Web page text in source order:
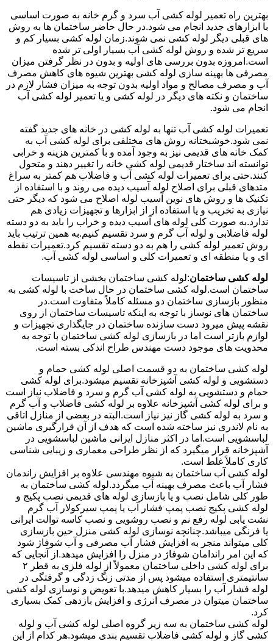
بهترین راه تعمیر لوله کشی آب سرد و گرم خانه به صورت اساسی
با ابزارهای جدید انجام می شود.در حال حاضر ساختمان ها به روش
های قبلی دیگر لوله کشی نمی شوند.زمان لوله کشی بسیار کم و
سریع تر شده و روش لوله کشی آب بسیار اولی تر شده
است.امروزه بدون بررسی های اولیه و بدون در نظر گرفتن میزان
مصرفی ها بهینه سازی لوله کشی بهترین شیوه های کاهش مصرف
آب و مصرف مصالح و مواد اولیه بدون توجه به میزان فشار لازم در
ساختمان و نکته های دیگر در لوله کشی و یا تعمیر لوله کشی آب
انجام می شود.
تعمیرات لوله کشی آب تنها به لوله کشی در خانه های جدید گفته
نمی شود.خوشبختانه روش های مختلفی برای لوله کشی آب به
کمک خانه های قدیمی نیز به وجود آمده و با کمترین هزینه و خرابی
توانسته اند ساختار قدیمی لوله کشی خانه را تغییر دهند و متحول
کنند.حتی برای تعمیرات لوله کشی آب و فاضلاب هم کمتر به سراغ
متدهای قبلی برای اصلاح لوله آسیب دیده می روند و با استفاده از
تکنیک ها و روش های نوین آسیب لوله اصلاح می شود که دیگر حتی
نیازی به تخریب و یا استفاده از از ابزارها و تجهیزات زیادی هم
ندارد.به صورت کلی لوله های آسیب دیده و خراب را باید به دو دسته
لوله فاضلابی و لوله آب گرم و سرد تقسیم کنیم.به همین ترتیب باید
روش تعمیر لوله کشی را هم به دو دسته تقسیم کرد.تعمیرات نقطه
ای و یا منطقه ای و تعمیرات کلی و اساسی لوله کشی آب.
لوله کشی ساختمان:لوله کشی ساختمان بخشی از تاسیسات
ساختمان است.لوله کشی ساختمان در حال ساخت با لوله کشی به
منظور بازسازی ساختمان دو مسئله کاملاً متفاوت است.در
ساختمان های نوساز با توجه به اینکه تاسیسات ساختمان از روی
نقشه پیش میرود دست سازنده ساختمان در جایگذاری تجهیزات و
لوازم بازتر است اما در بازسازی لوله کشی ساختمان با توجه به
محدویت های موجود دست مهندس طراح اندکی بسته است.
لوله کشی ساختمان به دو قسمت اصلی لوله کشی حمام و
دستشویی و لوله کشی آشپزخانه تقسیم میشود.برای لوله کشی
حمام و دستشویی به لوله کشی آب گرم و سرد و فاضلاب نیاز است
و برای لوله کشی آشپزخانه علاوه بر لوله کشی فاضلاب و آب گرم
و سرد به لوله کشی گاز نیز نیاز است.البته در بعضی از منازل اتاقی
به نام لاندری نیز ساخته شده است که هدف از آن قرارگیری ماشین
لباسشویی است.اما در اکثر منازل ایرانی ماشین لباسشویی در
آشپزخانه قرار میگیرد که از نظر طراحی معماری و زیبایی شناسی
کاری کاملاً غلط است.
لوله کشی آب ساختمان به شیوه مهندسی علاوه بر افزایش راندمان
فشار آب باعث مصرف بهینه آب میگردد.لوله کشی ساختمان به
طور کلی شامل نصب و یا بازسازی لوله های قدیمی نصب پکیج و
لوله کشی پکیج نصب پمپ فشار آب یا پمپ سیرکولار آب گرم
نشت یابی لوله رفع نم و نصب روشویی و نصب کاسه توالت ایرانی
یا فرنگی میباشد.چنانچه نوسازی لوله کشی منزل حین بازسازی
کلی میتواند منجر به افزایش فشار آب مصرفی و آب شوفاژ شود
که این امر راندامان شوفاژ در منزل را افزایش میدهد.از آنجایی که
برای لوله کشی داخلی ساختمان معمولاً از لوله فلزی به قطر ۲
سانتیمتری استفاده میشود پس از مدتی زنگ زدگی و گرفتگی در
لوله فشار آب را بسیار کاهش میدهد.با تعویض و نوسازی لوله کشی
ساختمان میتوان در مصرف انرژی و افزایش بازدهی کمک بسیاری
کرد.
لوله کشی ساختمان به سه زیر گروه اصلی لوله کشی آب و لوله
کشی گاز و لوله کشی فاضلاب تقسیم بندی میشود.هر کدام از این